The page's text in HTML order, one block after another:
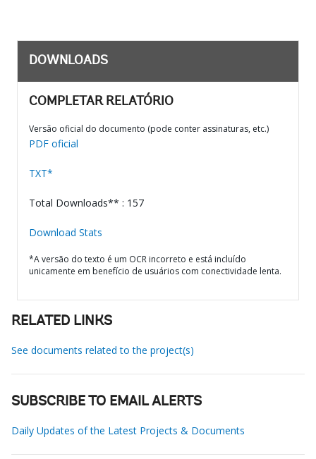
DOWNLOADS
COMPLETAR RELATÓRIO
Versão oficial do documento (pode conter assinaturas, etc.)
PDF oficial
TXT*
Total Downloads** : 157
Download Stats
*A versão do texto é um OCR incorreto e está incluído
unicamente em benefício de usuários com conectividade lenta.
RELATED LINKS
See documents related to the project(s)
SUBSCRIBE TO EMAIL ALERTS
Daily Updates of the Latest Projects & Documents